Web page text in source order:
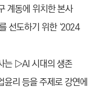
계동에 위치한 본사
선도하기 위한 ‘2024
는 ▷AI 시대의 생존
리 등을 주제로 강연에